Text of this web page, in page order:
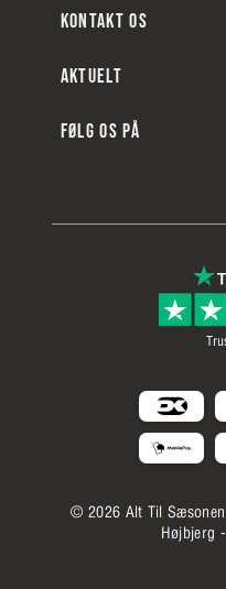
30 dages
Fortryd køb
Leveringsinformation
Opdater cookie
KONTAKT OS
Mandag–fredag kl.
E-mail:
AKTUELT
Kundeklubben
FØLG OS PÅ
© 2026 Alt Til
Højbjerg